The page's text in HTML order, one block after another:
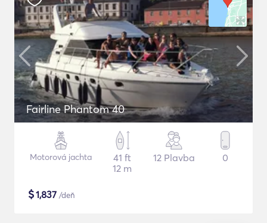
Fairline Phantom 40
Motorová jachta
41 ft
12 m
12 Plavba 0
$1,837 /deň